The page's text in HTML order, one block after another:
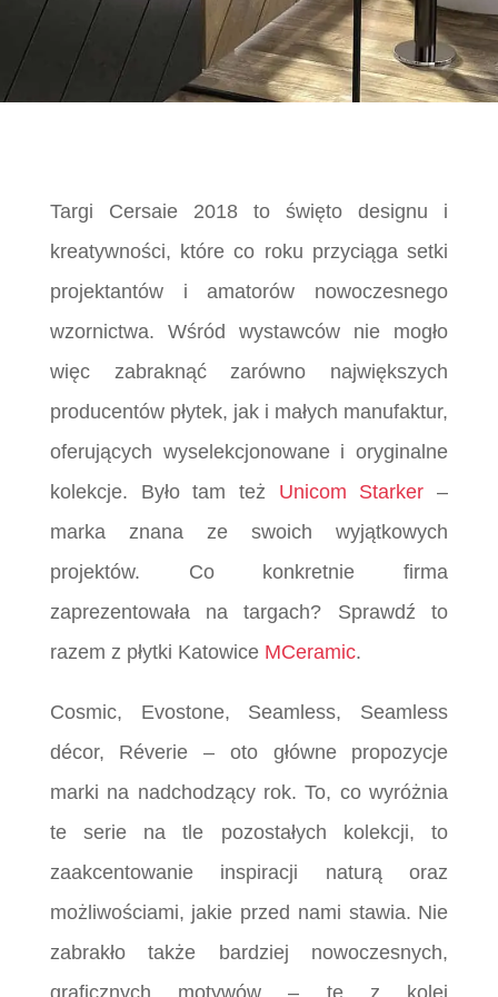
Targi Cersaie 2018 to święto designu i
kreatywności, które co roku przyciąga setki
projektantów i amatorów nowoczesnego
wzornictwa. Wśród wystawców nie mogło
więc zabraknąć zarówno największych
producentów płytek, jak i małych manufaktur,
oferujących wyselekcjonowane i oryginalne
kolekcje. Było tam też Unicom Starker –
marka znana ze swoich wyjątkowych
projektów. Co konkretnie firma
zaprezentowała na targach? Sprawdź to
razem z płytki Katowice MCeramic.
Cosmic, Evostone, Seamless, Seamless
décor, Réverie – oto główne propozycje
marki na nadchodzący rok. To, co wyróżnia
te serie na tle pozostałych kolekcji, to
zaakcentowanie inspiracji naturą oraz
możliwościami, jakie przed nami stawia. Nie
zabrakło także bardziej nowoczesnych,
graficznych motywów – te z kolei